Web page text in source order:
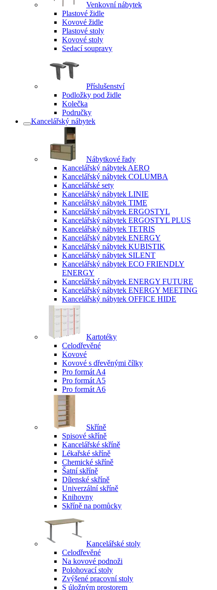
Venkovní nábytek
Plastové židle
Kovové židle
Plastové stoly
Kovové stoly
Sedací soupravy
Příslušenství
Podložky pod židle
Kolečka
Područky
Kancelářský nábytek
Nábytkové řady
Kancelářský nábytek AERO
Kancelářský nábytek COLUMBA
Kancelářské sety
Kancelářský nábytek LINIE
Kancelářský nábytek TIME
Kancelářský nábytek ERGOSTYL
Kancelářský nábytek ERGOSTYL PLUS
Kancelářský nábytek TETRIS
Kancelářský nábytek ENERGY
Kancelářský nábytek KUBISTIK
Kancelářský nábytek SILENT
Kancelářský nábytek ECO FRIENDLY
ENERGY
Kancelářský nábytek ENERGY FUTURE
Kancelářský nábytek ENERGY MEETING
Kancelářský nábytek OFFICE HIDE
Kartotéky
Celodřevěné
Kovové
Kovové s dřevěnými čílky
Pro formát A4
Pro formát A5
Pro formát A6
Skříně
Spisové skříně
Kancelářské skříně
Lékařské skříně
Chemické skříně
Šatní skříně
Dílenské skříně
Univerzální skříně
Knihovny
Skříně na pomůcky
Kancelářské stoly
Celodřevěné
Na kovové podnoži
Polohovací stoly
Zvýšené pracovní stoly
S úložným prostorem